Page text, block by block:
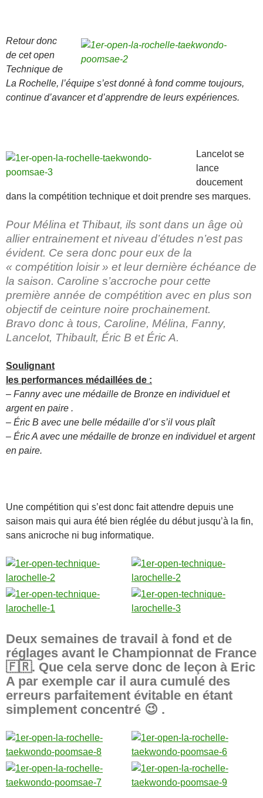
Retour donc
de cet open
Technique de
La Rochelle, l’équipe s’est donné à fond comme toujours,
continue d’avancer et d’apprendre de leurs expériences.
Lancelot se
lance
doucement
dans la compétition technique et doit prendre ses marques.
Pour Mélina et Thibaut, ils sont dans un âge où
allier entrainement et niveau d’études n’est pas
évident. Ce sera donc pour eux de la
« compétition loisir » et leur dernière échéance de
la saison. Caroline s’accroche pour cette
première année de compétition avec en plus son
objectif de ceinture noire prochainement.
Bravo donc à tous, Caroline, Mélina, Fanny,
Lancelot, Thibault, Éric B et Éric A.
Soulignant
les performances médaillées de :
– Fanny avec une médaille de Bronze en individuel et
argent en paire .
– Éric B avec une belle médaille d’or s’il vous plaît
– Éric A avec une médaille de bronze en individuel et argent
en paire.
Une compétition qui s’est donc fait attendre depuis une
saison mais qui aura été bien réglée du début jusqu’à la fin,
sans anicroche ni bug informatique.
Deux semaines de travail à fond et de
réglages avant le Championnat de France
🇫🇷. Que cela serve donc de leçon à Eric
A par exemple car il aura cumulé des
erreurs parfaitement évitable en étant
simplement concentré 😉 .